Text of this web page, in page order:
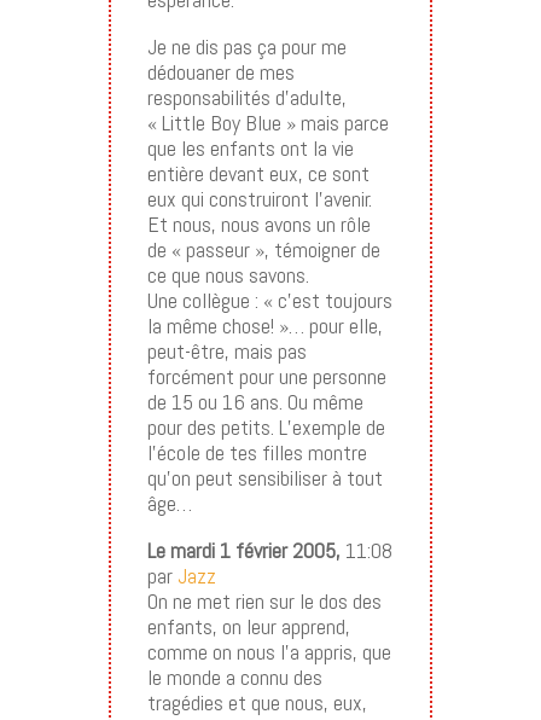
Je ne dis pas ça pour me
dédouaner de mes
responsabilités d’adulte,
« Little Boy Blue » mais parce
que les enfants ont la vie
entière devant eux, ce sont
eux qui construiront l’avenir.
Et nous, nous avons un rôle
de « passeur », témoigner de
ce que nous savons.
Une collègue : « c’est toujours
la même chose! »… pour elle,
peut-être, mais pas
forcément pour une personne
de 15 ou 16 ans. Ou même
pour des petits. L’exemple de
l’école de tes filles montre
qu’on peut sensibiliser à tout
âge…
Le mardi 1 février 2005, 11:08
par Jazz
On ne met rien sur le dos des
enfants, on leur apprend,
comme on nous l’a appris, que
le monde a connu des
tragédies et que nous, eux,